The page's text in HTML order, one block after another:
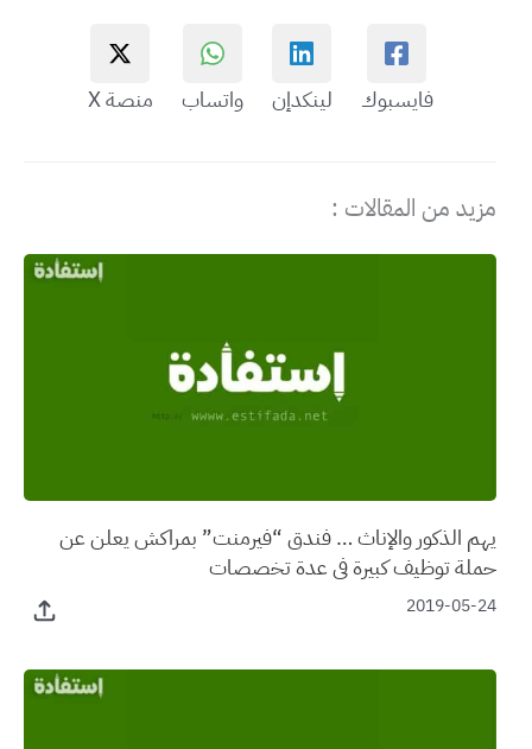
فايسبوك لينكدإن واتساب منصة X
مزيد من المقالات :
يهم الذكور والإناث … فندق “فيرمنت” بمراكش يعلن عن
حملة توظيف كبيرة في عدة تخصصات
2019-05-24